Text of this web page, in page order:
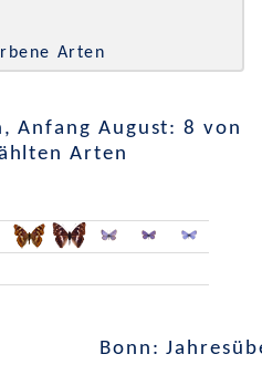
Arten
Anfang August: 8 von
Arten
Bonn: